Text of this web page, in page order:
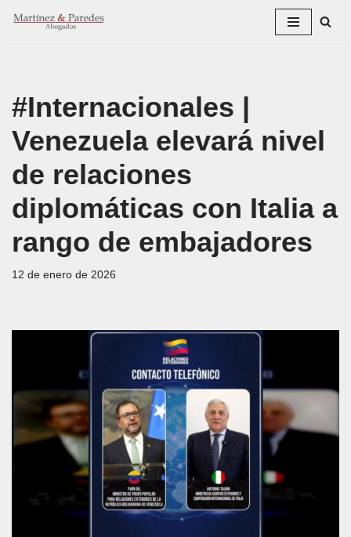
#Internacionales |
Venezuela elevará nivel
de relaciones
diplomáticas con Italia a
rango de embajadores
12 de enero de 2026